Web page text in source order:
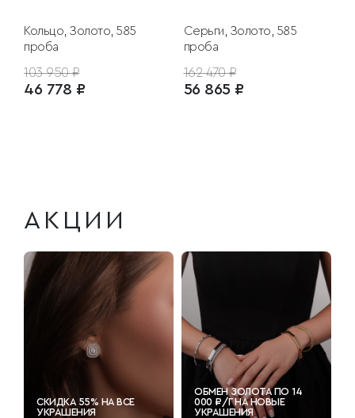
Кольцо, Золото, 585
проба
103 950 ₽
46 778 ₽
Серьги, Золото, 585
проба
162 470 ₽
56 865 ₽
АКЦИИ
СКИДКА 55% НА ВСЕ
УКРАШЕНИЯ
ОБМЕН ЗОЛОТА ПО 14
000 ₽/Г НА НОВЫЕ
УКРАШЕНИЯ